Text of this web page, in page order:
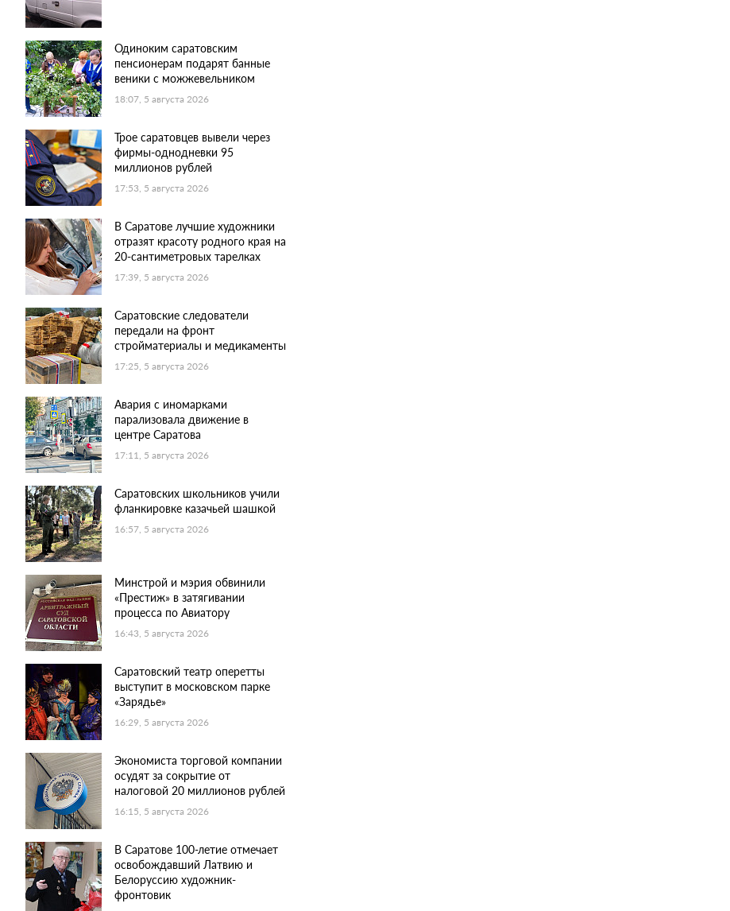
Одиноким саратовским
пенсионерам подарят банные
веники с можжевельником
18:07, 5 августа 2026
Трое саратовцев вывели через
фирмы-однодневки 95
миллионов рублей
17:53, 5 августа 2026
В Саратове лучшие художники
отразят красоту родного края на
20-сантиметровых тарелках
17:39, 5 августа 2026
Саратовские следователи
передали на фронт
стройматериалы и медикаменты
17:25, 5 августа 2026
Авария с иномарками
парализовала движение в
центре Саратова
17:11, 5 августа 2026
Саратовских школьников учили
фланкировке казачьей шашкой
16:57, 5 августа 2026
Минстрой и мэрия обвинили
«Престиж» в затягивании
процесса по Авиатору
16:43, 5 августа 2026
Саратовский театр оперетты
выступит в московском парке
«Зарядье»
16:29, 5 августа 2026
Экономиста торговой компании
осудят за сокрытие от
налоговой 20 миллионов рублей
16:15, 5 августа 2026
В Саратове 100-летие отмечает
освобождавший Латвию и
Белоруссию художник-
фронтовик